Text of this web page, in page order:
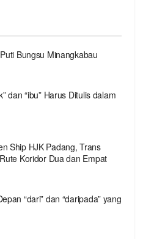
Bungsu Minangkabau
dan “ibu” Harus Ditulis dalam
Ship HJK Padang, Trans
Koridor Dua dan Empat
“dari” dan “daripada” yang